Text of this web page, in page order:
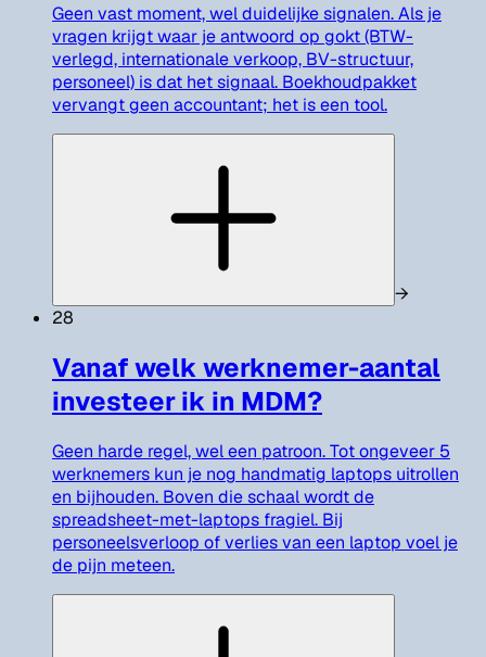
Geen vast moment, wel duidelijke signalen. Als je
vragen krijgt waar je antwoord op gokt (BTW-
verlegd, internationale verkoop, BV-structuur,
personeel) is dat het signaal. Boekhoudpakket
vervangt geen accountant; het is een tool.
→
28
Vanaf welk werknemer-aantal
investeer ik in MDM?
Geen harde regel, wel een patroon. Tot ongeveer 5
werknemers kun je nog handmatig laptops uitrollen
en bijhouden. Boven die schaal wordt de
spreadsheet-met-laptops fragiel. Bij
personeelsverloop of verlies van een laptop voel je
de pijn meteen.